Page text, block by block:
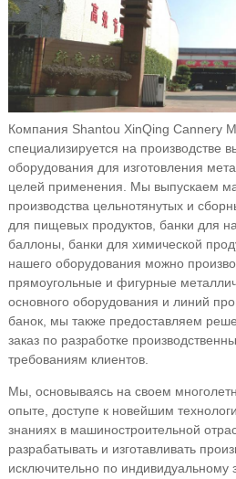
Компания Shantou XinQing Cannery
специализируется на производстве
оборудования для изготовления
целей применения. Мы выпускаем
производства цельнотянутых и
для пищевых продуктов, банки для
баллоны, банки для химической
нашего оборудования можно
прямоугольные и фигурные
основного оборудования и линий
банок, мы также предоставляем
заказ по разработке
требованиям клиентов.
Мы, основываясь на своем
опыте, доступе к новейшим
знаниях в машиностроительной
разрабатывать и изготавливать
исключительно по индивидуальному